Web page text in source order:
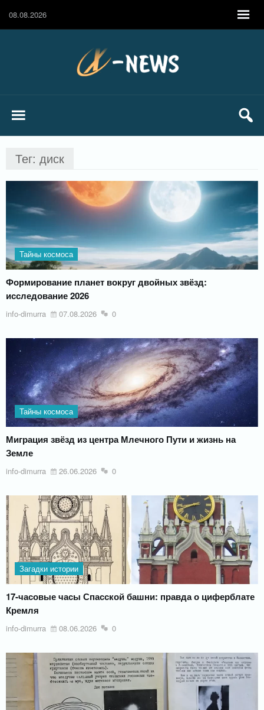
08.08.2026
Тег: диск
Тайны космоса
Формирование планет вокруг двойных звёзд:
исследование 2026
info-dimurra 07.08.2026 0
Тайны космоса
Миграция звёзд из центра Млечного Пути и жизнь на
Земле
info-dimurra 26.06.2026 0
Загадки истории
17-часовые часы Спасской башни: правда о циферблате
Кремля
info-dimurra 08.06.2026 0